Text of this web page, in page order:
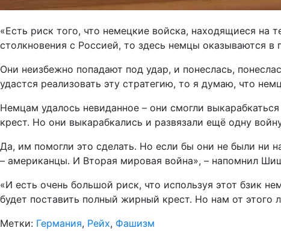
«Есть риск того, что немецкие войска, находящиеся на
столкновения с Россией, то здесь немцы оказываются в
Они неизбежно попадают под удар, и понеслась,
удастся реализовать эту стратегию, то я думаю, что
Немцам удалось невиданное – они смогли
крест. Но они выкарабкались и развязали ещё одну
Да, им помогли это сделать. Но если бы они не были ни
– американцы. И Вторая мировая война», – напомнил
«И есть очень большой риск, что используя этот бзик
будет поставить полный жирный крест. Но нам от этого
Метки: Германия, Рейх, Фашизм